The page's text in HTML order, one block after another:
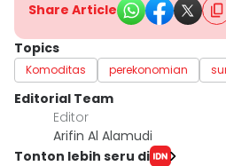
Share Article
Topics
Komoditas perekonomian
Editorial Team
Editor
Arifin Al Alamudi
Tonton lebih seru di